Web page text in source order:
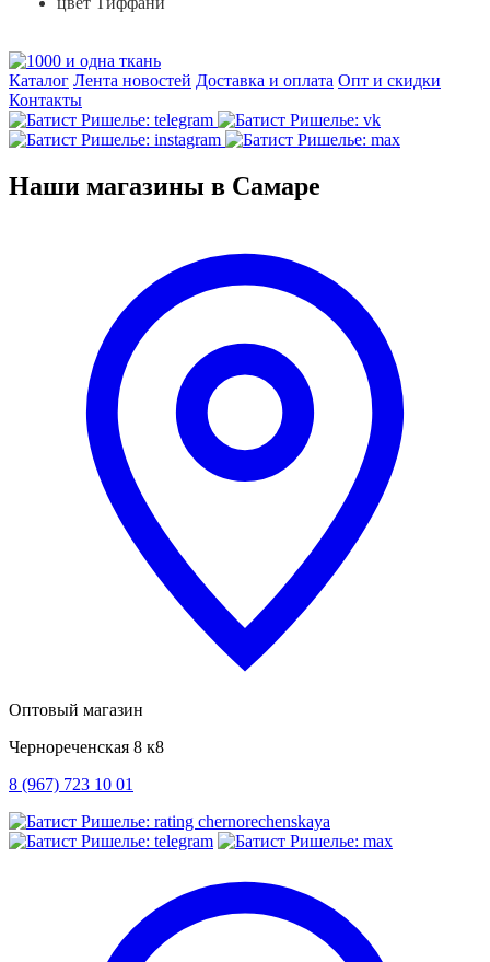
Каталог Лента новостей Доставка и оплата Опт и скидки
Контакты
Наши магазины в Самаре
Оптовый магазин
Чернореченская 8 к8
8 (967) 723 10 01